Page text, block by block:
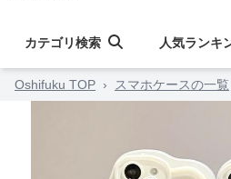
カテゴリ検索 人気ランキ
Oshifuku TOP › スマホケースの一覧